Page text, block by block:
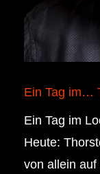
Ein Tag im…
Ein Tag im
Heute:
von allein